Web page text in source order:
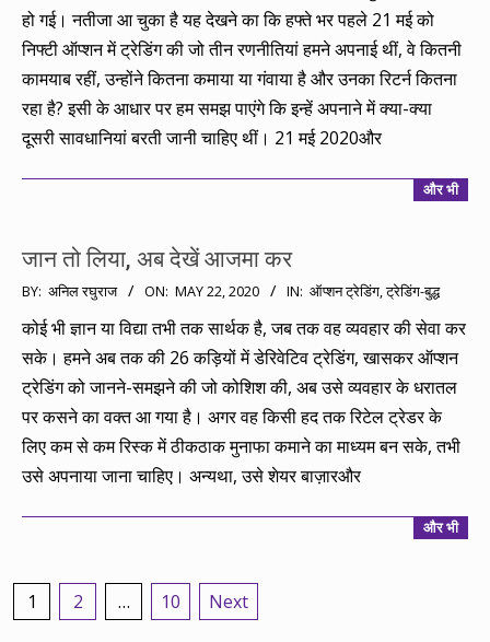
29
हो गई। नतीजा आ चुका है यह देखने का कि हफ्ते भर पहले 21 मई को
निफ्टी ऑप्शन में ट्रेडिंग की जो तीन रणनीतियां हमने अपनाई थीं, वे कितनी
कामयाब रहीं, उन्होंने कितना कमाया या गंवाया है और उनका रिटर्न कितना
रहा है? इसी के आधार पर हम समझ पाएंगे कि इन्हें अपनाने में क्या-क्या
दूसरी सावधानियां बरती जानी चाहिए थीं। 21 मई 2020और
और भी
जान तो लिया, अब देखें आजमा कर
2020-
05-
22
BY: अनिल रघुराज ON: MAY 22, 2020 IN: ऑप्शन ट्रेडिंग,ट्रेडिंग-बुद्ध
कोई भी ज्ञान या विद्या तभी तक सार्थक है, जब तक वह व्यवहार की सेवा कर
सके। हमने अब तक की 26 कड़ियों में डेरिवेटिव ट्रेडिंग, खासकर ऑप्शन
ट्रेडिंग को जानने-समझने की जो कोशिश की, अब उसे व्यवहार के धरातल
पर कसने का वक्त आ गया है। अगर वह किसी हद तक रिटेल ट्रेडर के
लिए कम से कम रिस्क में ठीकठाक मुनाफा कमाने का माध्यम बन सके, तभी
उसे अपनाया जाना चाहिए। अन्यथा, उसे शेयर बाज़ारऔर
और भी
Posts
1 2 … 10 Next